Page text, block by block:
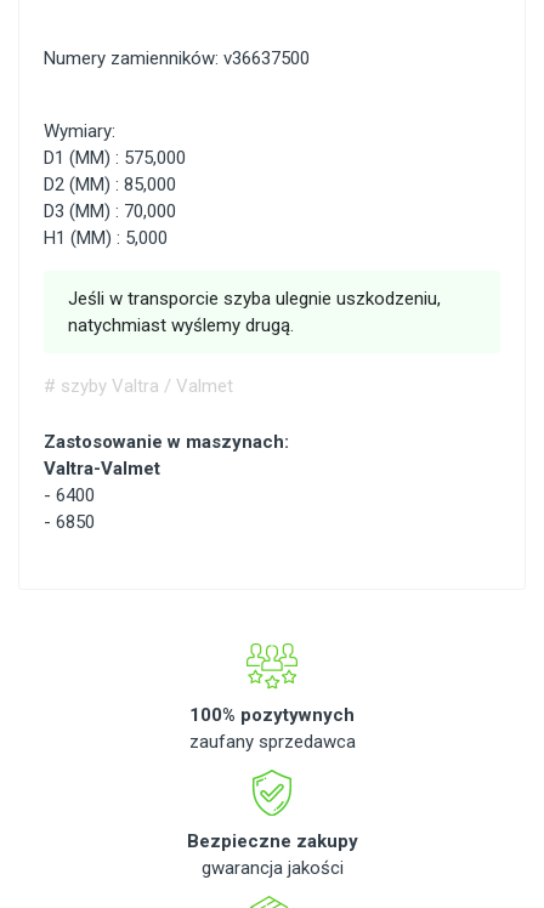
Numery zamienników: v36637500
Wymiary:
D1 (MM) : 575,000
D2 (MM) : 85,000
D3 (MM) : 70,000
H1 (MM) : 5,000
Jeśli w transporcie szyba ulegnie uszkodzeniu,
natychmiast wyślemy drugą.
# szyby Valtra / Valmet
Zastosowanie w maszynach:
Valtra-Valmet
- 6400
- 6850
100% pozytywnych
zaufany sprzedawca
Bezpieczne zakupy
gwarancja jakości